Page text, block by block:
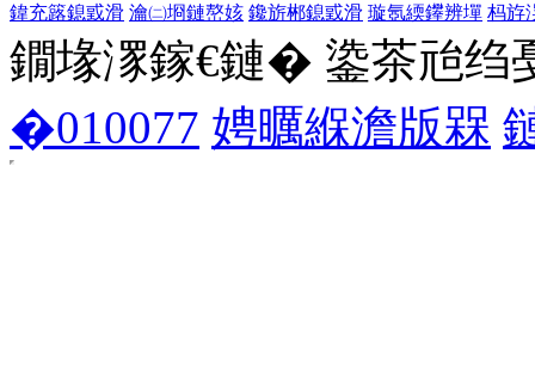
鍏充簬鎴戜滑 瀹㈡埛鏈嶅姟 鑱旂郴鎴戜滑 璇氬緛鑻辨墠 杩斿
鐗堟潈鎵€鏈� 鍌茶兘绉
�010077 娉曞緥澹版槑